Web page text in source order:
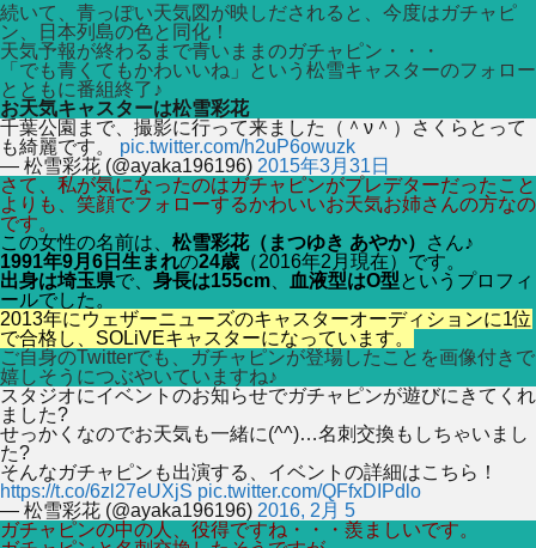
続いて、青っぽい天気図が映しだされると、今度はガチャピ
ン、日本列島の色と同化！
天気予報が終わるまで青いままのガチャピン・・・
「でも青くてもかわいいね」という松雪キャスターのフォロー
とともに番組終了♪
お天気キャスターは松雪彩花
千葉公園まで、撮影に行って来ました（＾ν＾）さくらとって
も綺麗です。 pic.twitter.com/h2uP6owuzk
— 松雪彩花 (@ayaka196196) 2015年3月31日
さて、私が気になったのはガチャピンがプレデターだったこと
よりも、笑顔でフォローするかわいいお天気お姉さんの方なの
です。
この女性の名前は、 松雪彩花（まつゆき あやか）
さん♪
1991年9月6日生まれの24歳 （2016年2月現在）です。
出身は埼玉県で、 身長は155cm 血液型はO型というプロフィ
ールでした。
2013年にウェザーニューズのキャスターオーディションに1位
で合格し、SOLiVEキャスターになっています。
ご自身のTwitterでも、ガチャピンが登場したことを画像付きで
嬉しそうにつぶやいていますね♪
スタジオにイベントのお知らせでガチャピンが遊びにきてくれ
ました?
せっかくなのでお天気も一緒に(^^)…名刺交換もしちゃいまし
た?
そんなガチャピンも出演する、イベントの詳細はこちら！
https://t.co/6zl27eUXjS pic.twitter.com/QFfxDIPdlo
— 松雪彩花 (@ayaka196196) 2016, 2月 5
ガチャピンの中の人、役得ですね・・・羨ましいです。